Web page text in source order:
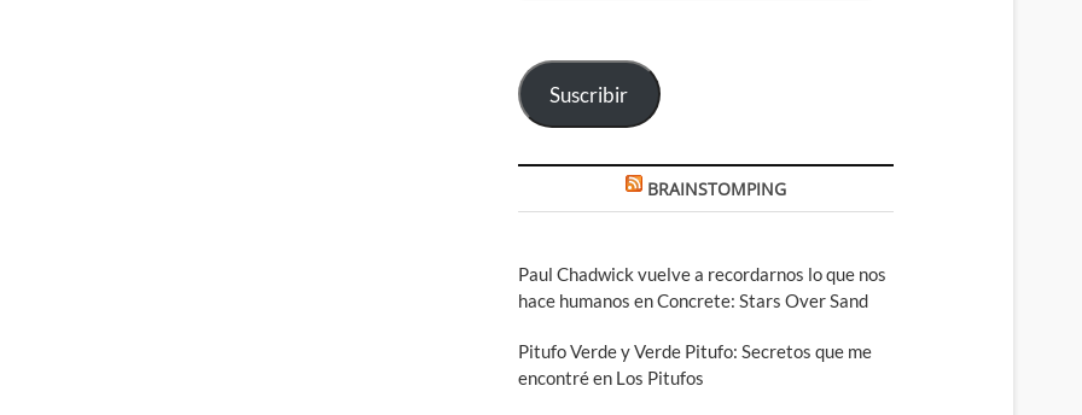
Suscribir
BRAINSTOMPING
Paul Chadwick vuelve a recordarnos lo que nos
hace humanos en Concrete: Stars Over Sand
Pitufo Verde y Verde Pitufo: Secretos que me
encontré en Los Pitufos